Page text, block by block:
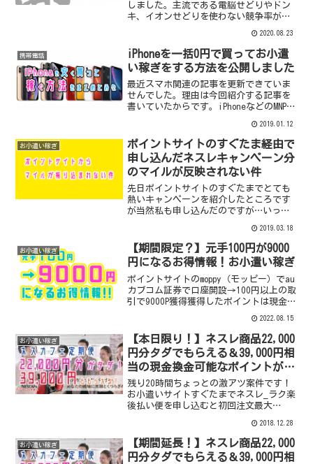
しました。主流である電脳せどりやドン
キ、イオンせどりを使わない競争率が低
リーマンなど普段仕事をしながらお小遣
い程度の副収入を得られる副業というコ
ンセプトで書いてみました...
2020.08.23
携帯電話
iPhoneを一括0円で買ってお小遣
い稼ぎをする方法を公開しました
最近スマホ関連の記事を更新できていま
せんでした。理由は今回紹介する記事を
書いていたからです。iPhoneなどのMNPで
うな記事を書こうと思ったというとそう
いや携帯乞食のやり方を1から書いたこと
ないなぁ…と...
2019.01.12
お小遣い稼ぎ
ポイントサイトのすぐたま経由で
申し込んだネスレキャンペーン分
のマイルが反映されない件
先日ポイントサイトのすぐたまでとても
熱いキャンペーンを紹介したところです
が当然私も申し込んだのですが…いっこ
に振り込まれません。承認条件として3回
の受け取り完了だったので、しっかりと3
回受け取ったのですが...
2019.03.18
お小遣い稼ぎ
【期間限定？】元手100円が9000
円になるお得情報！お小遣い稼ぎ
ポイントサイトのmoppy（モッピー）でau
カブコム証券で口座開設→100円以上の取
引で9000P獲得獲得したポイントは現金や
（1P＝1円）moppy登録はこちら手順 ポイ
ントサイトのmoppy（モッピー...
2022.08.15
お小遣い稼ぎ
【本日限り！】ネスレ商品22,000
円分タダでもらえる＆39,000円相
当の現金換金可能なポイントがも
らえる！世界同時株安で出した損
失をここで補え！
残り20時間ちょっとの激アツ案件です！
お小遣いサイトすぐたまでネスレ_ラク楽
後払い便を申し込むと初回注文最大
78,000mile（39,000円相当）→現金に換
金可能がもらえちゃいます！ついでに
XBM（ビットマイ...
2018.12.28
お小遣い稼ぎ
【期間延長！】ネスレ商品22,000
円分タダでもらえる＆39,000円相